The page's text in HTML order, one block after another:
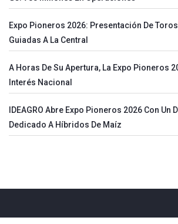
Expo Pioneros 2026: Presentación De
Guiadas A La Central
A Horas De Su Apertura, La Expo Pioneros
Interés Nacional
IDEAGRO Abre Expo Pioneros 2026 Con Un
Dedicado A Híbridos De Maíz